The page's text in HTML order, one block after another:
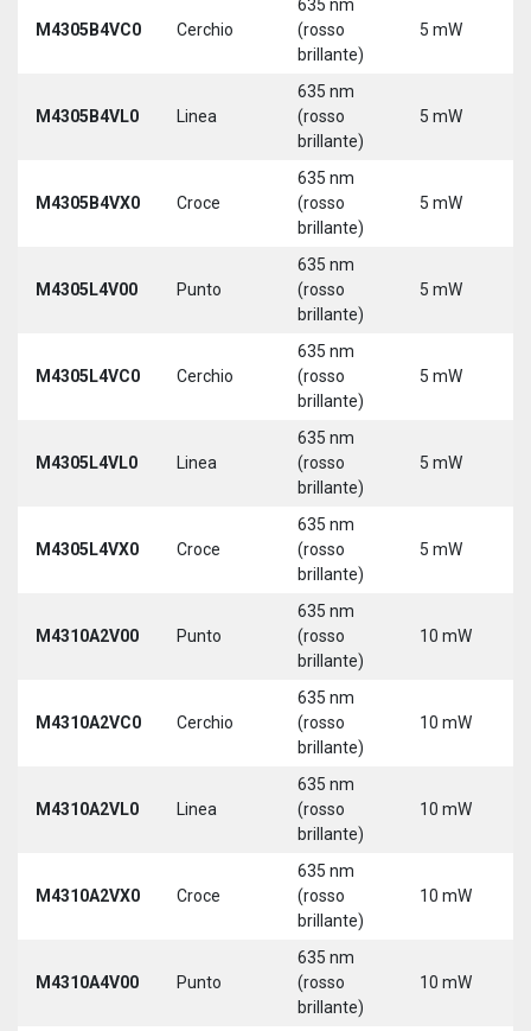
M4305B4VC0 Cerchio
635 nm
(rosso
brillante)
5 mW
M4305B4VL0 Linea
635 nm
(rosso
brillante)
5 mW
M4305B4VX0 Croce
635 nm
(rosso
brillante)
5 mW
M4305L4V00 Punto
635 nm
(rosso
brillante)
5 mW
M4305L4VC0 Cerchio
635 nm
(rosso
brillante)
5 mW
M4305L4VL0 Linea
635 nm
(rosso
brillante)
5 mW
M4305L4VX0 Croce
635 nm
(rosso
brillante)
5 mW
M4310A2V00 Punto
635 nm
(rosso
brillante)
10 mW
M4310A2VC0 Cerchio
635 nm
(rosso
brillante)
10 mW
M4310A2VL0 Linea
635 nm
(rosso
brillante)
10 mW
M4310A2VX0 Croce
635 nm
(rosso
brillante)
10 mW
M4310A4V00 Punto
635 nm
(rosso
brillante)
10 mW